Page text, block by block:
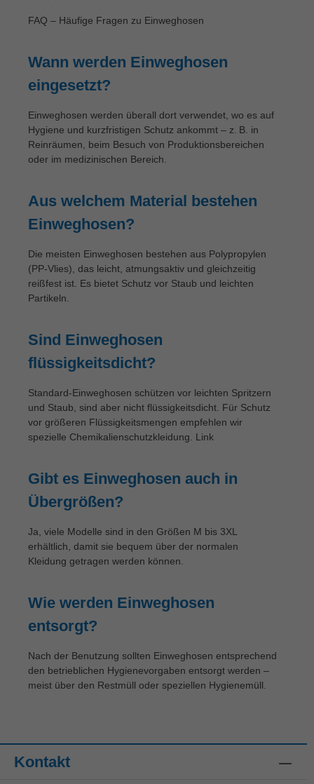
FAQ – Häufige Fragen zu Einweghosen
Wann werden Einweghosen
eingesetzt?
Einweghosen werden überall dort verwendet, wo es auf
Hygiene und kurzfristigen Schutz ankommt – z. B. in
Reinräumen, beim Besuch von Produktionsbereichen
oder im medizinischen Bereich.
Aus welchem Material bestehen
Einweghosen?
Die meisten Einweghosen bestehen aus Polypropylen
(PP-Vlies), das leicht, atmungsaktiv und gleichzeitig
reißfest ist. Es bietet Schutz vor Staub und leichten
Partikeln.
Sind Einweghosen
flüssigkeitsdicht?
Standard-Einweghosen schützen vor leichten Spritzern
und Staub, sind aber nicht flüssigkeitsdicht. Für Schutz
vor größeren Flüssigkeitsmengen empfehlen wir
spezielle Chemikalienschutzkleidung. Link
Gibt es Einweghosen auch in
Übergrößen?
Ja, viele Modelle sind in den Größen M bis 3XL
erhältlich, damit sie bequem über der normalen
Kleidung getragen werden können.
Wie werden Einweghosen
entsorgt?
Nach der Benutzung sollten Einweghosen entsprechend
den betrieblichen Hygienevorgaben entsorgt werden –
meist über den Restmüll oder speziellen Hygienemüll.
Kontakt